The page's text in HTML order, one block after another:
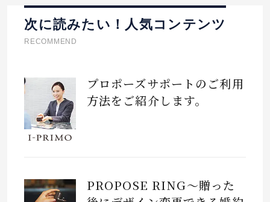
次に読みたい！人気コンテンツ
RECOMMEND
プロポーズサポートのご利用
方法をご紹介します。
PROPOSE RING～贈った